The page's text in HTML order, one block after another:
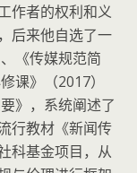
作者的权利和义
后来他自选了一
《传媒规范简
课》（2017）
》，系统阐述了
行教材《新闻传
科基金项目，从